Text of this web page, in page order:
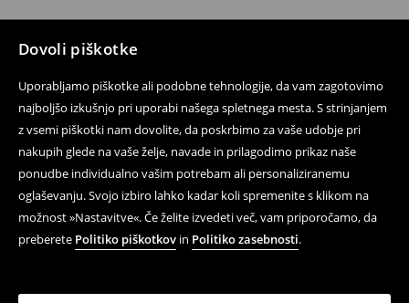
Dovoli piškotke
Uporabljamo piškotke ali podobne tehnologije, da vam zagotovimo
najboljšo izkušnjo pri uporabi našega spletnega mesta. S strinjanjem
z vsemi piškotki nam dovolite, da poskrbimo za vaše udobje pri
nakupih glede na vaše želje, navade in prilagodimo prikaz naše
ponudbe individualno vašim potrebam ali personaliziranemu
oglaševanju. Svojo izbiro lahko kadar koli spremenite s klikom na
možnost »Nastavitve«. Če želite izvedeti več, vam priporočamo, da
preberete Politiko piškotkov in Politiko zasebnosti.